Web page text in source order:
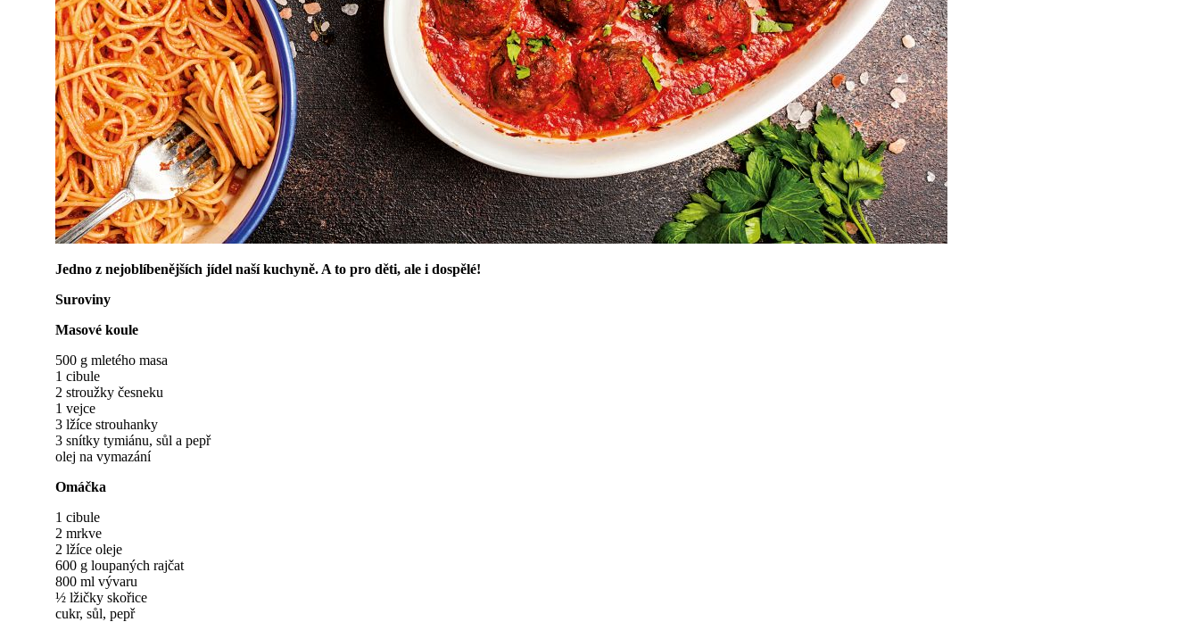
Jedno z nejoblíbenějších jídel naší kuchyně. A to pro děti, ale i dospělé!
Suroviny
Masové koule
500 g mletého masa
1 cibule
2 stroužky česneku
1 vejce
3 lžíce strouhanky
3 snítky tymiánu, sůl a pepř
olej na vymazání
Omáčka
1 cibule
2 mrkve
2 lžíce oleje
600 g loupaných rajčat
800 ml vývaru
½ lžičky skořice
cukr, sůl, pepř